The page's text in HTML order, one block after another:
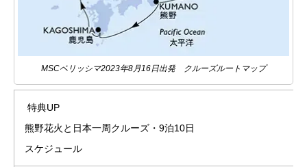
MSCベリッシマ2023年8月16日出発 クルーズルートマップ
特典UP
熊野花火と日本一周クルーズ・9泊10日
スケジュール